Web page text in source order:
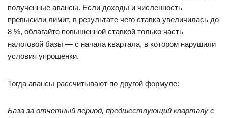
полученные авансы. Если доходы и численность
превысили лимит, в результате чего ставка увеличилась до
8 %, облагайте повышенной ставкой только часть
налоговой базы — с начала квартала, в котором нарушили
условия упрощенки.
Тогда авансы рассчитывают по другой формуле:
База за отчетный период, предшествующий кварталу с